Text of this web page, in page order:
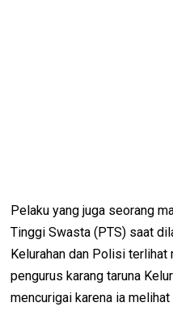
Pelaku yang juga seorang
Tinggi Swasta (PTS) saat
Kelurahan dan Polisi terlihat
pengurus karang taruna
mencurigai karena ia